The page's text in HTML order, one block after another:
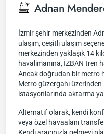
Adnan
İzmir şehir merkezinden
ulaşım, çeşitli ulaşım
merkezinden yaklaşık 14
havalimanına, İZBAN tren
Ancak doğrudan bir metro
Metro güzergahı üzerinden
istasyonlarında aktarma
Alternatif olarak, kendi
veya özel havaalanı